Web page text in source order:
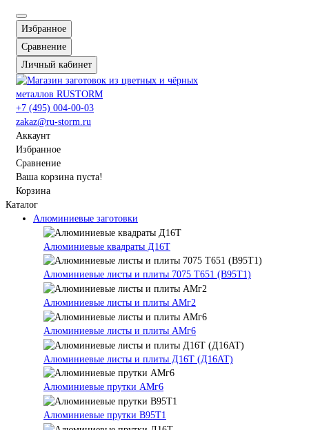
Избранное
Сравнение
Личный кабинет
+7 (495) 004-00-03
zakaz@ru-storm.ru
Аккаунт
Избранное
Сравнение
Ваша корзина пуста!
Корзина
Каталог
Алюминиевые заготовки
Алюминиевые квадраты Д16Т
Алюминиевые листы и плиты 7075 Т651 (В95Т1)
Алюминиевые листы и плиты АМг2
Алюминиевые листы и плиты АМг6
Алюминиевые листы и плиты Д16Т (Д16АТ)
Алюминиевые прутки АМг6
Алюминиевые прутки В95Т1